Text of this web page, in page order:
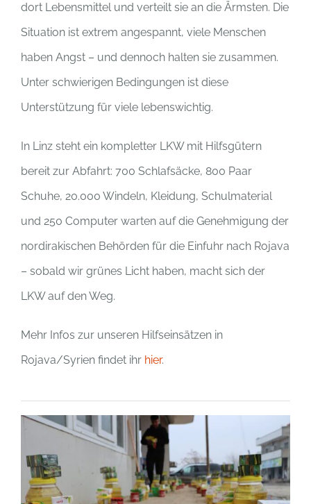
dort Lebensmittel und verteilt sie an die Ärmsten. Die
Situation ist extrem angespannt, viele Menschen
haben Angst – und dennoch halten sie zusammen.
Unter schwierigen Bedingungen ist diese
Unterstützung für viele lebenswichtig.
In Linz steht ein kompletter LKW mit Hilfsgütern
bereit zur Abfahrt: 700 Schlafsäcke, 800 Paar
Schuhe, 20.000 Windeln, Kleidung, Schulmaterial
und 250 Computer warten auf die Genehmigung der
nordirakischen Behörden für die Einfuhr nach Rojava
– sobald wir grünes Licht haben, macht sich der
LKW auf den Weg.
Mehr Infos zur unseren Hilfseinsätzen in
Rojava/Syrien findet ihr hier.